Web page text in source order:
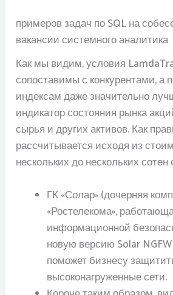
примеров задач по SQL на
вакансии системного аналитика
Как мы видим, условия
сопоставимы с конкурентами, а
индексам даже значительно
индикатор состояния рынка
сырья и других активов. Как
рассчитывается исходя из
нескольких до нескольких
ГК «Солар» (дочерняя
«Ростелекома»,
информационной
новую версию Solar NGFW
поможет бизнесу
высоконагруженные сети.